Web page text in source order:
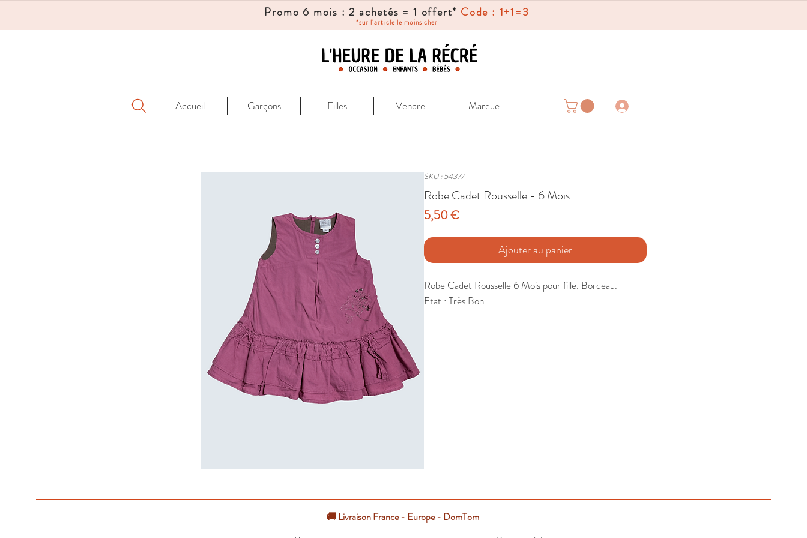
Promo 6 mois : 2 achetés = 1 offert* Code : 1+1=3
*sur l'article le moins cher
Accueil Garçons Filles Vendre Marque
SKU : 54377
Robe Cadet Rousselle - 6 Mois
5,50 €Prix
Ajouter au panier
Robe Cadet Rousselle 6 Mois pour fille. Bordeau.
Etat : Très Bon
🚚 Livraison France - Europe - DomTom